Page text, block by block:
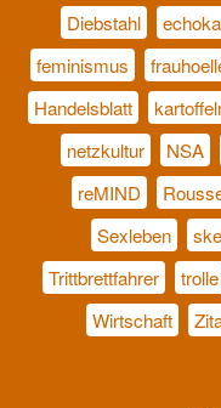
Diebstahl
feminismus
Handelsblatt
netzkultur
NSA
reMIND
Sexleben
Trittbrettfahrer
trolle
Wirtschaft